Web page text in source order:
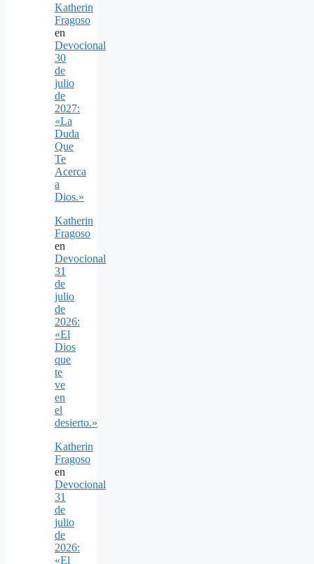
Katherin
Fragoso
en
Devocional
30
de
julio
de
2027:
«La
Duda
Que
Te
Acerca
a
Dios.»
Katherin
Fragoso
en
Devocional
31
de
julio
de
2026:
«El
Dios
que
te
ve
en
el
desierto.»
Katherin
Fragoso
en
Devocional
31
de
julio
de
2026:
«El